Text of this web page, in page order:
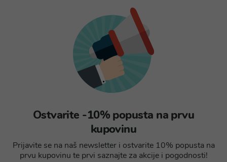
Ostvarite -10% popusta na prvu
kupovinu
Prijavite se na naš newsletter i ostvarite 10% popusta na
prvu kupovinu te prvi saznajte za akcije i pogodnosti!